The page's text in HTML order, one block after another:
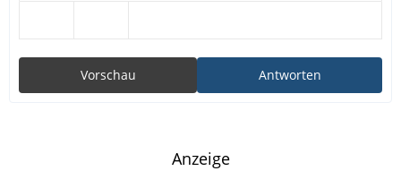
Antworten
Vorschau
Anzeige